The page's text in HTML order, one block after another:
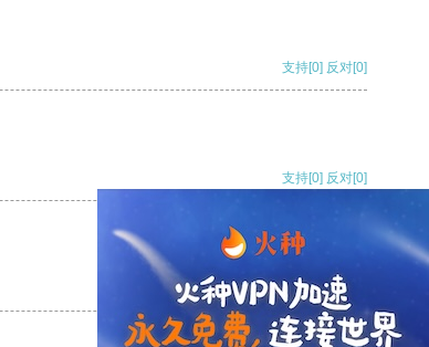
支持[0] 反对[0]
支持[0] 反对[0]
支持[0] 反对